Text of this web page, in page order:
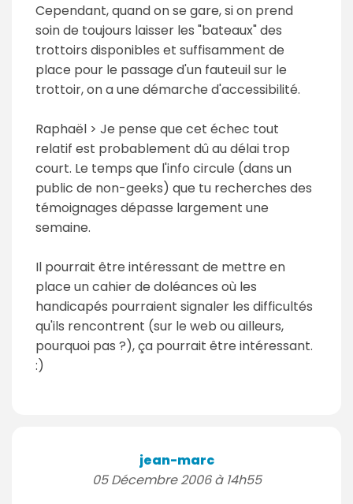
Cependant, quand on se gare, si on prend
soin de toujours laisser les "bateaux" des
trottoirs disponibles et suffisamment de
place pour le passage d'un fauteuil sur le
trottoir, on a une démarche d'accessibilité.
Raphaël > Je pense que cet échec tout
relatif est probablement dû au délai trop
court. Le temps que l'info circule (dans un
public de non-geeks) que tu recherches des
témoignages dépasse largement une
semaine.
Il pourrait être intéressant de mettre en
place un cahier de doléances où les
handicapés pourraient signaler les difficultés
qu'ils rencontrent (sur le web ou ailleurs,
pourquoi pas ?), ça pourrait être intéressant.
:)
jean-marc
05 Décembre 2006 à 14h55